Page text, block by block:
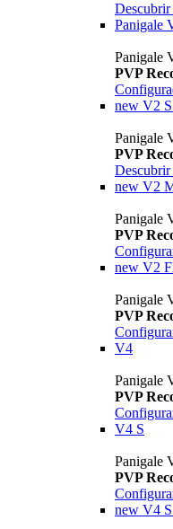
Descubrir
Panigale
Panigale
PVP
new V2
Panigale
PVP
Descubrir
new V2
Panigale
PVP
new V2
Panigale
PVP
V4
Panigale
PVP
V4 S
Panigale
PVP
new V4